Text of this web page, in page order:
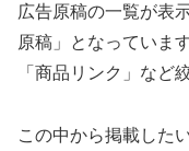
広告原稿の一覧が表
原稿」となっていま
「商品リンク」など
この中から掲載した